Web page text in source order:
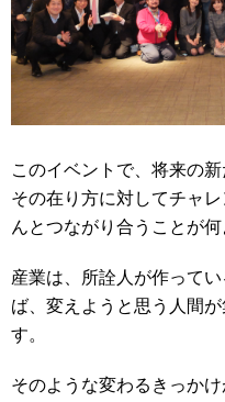
このイベントで、将来の
その在り方に対してチャ
んとつながり合うことが
産業は、所詮人が作って
ば、変えようと思う人間
す。
そのような変わるきっかけ